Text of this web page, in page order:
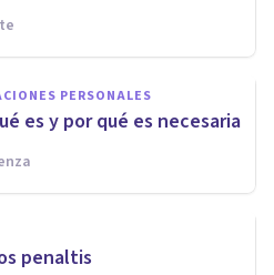
PERSONALES
es y por qué es necesaria
penaltis